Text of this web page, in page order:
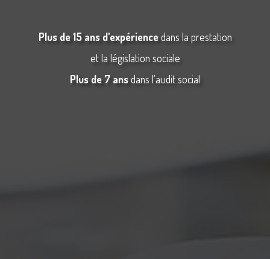
Plus de 15 ans d'expériencedans la prestation
et la législation sociale
Plus de 7 ansdans l'audit social